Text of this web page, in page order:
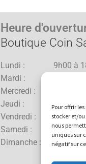
Pour offrir
stocker et/
nous
uniques sur
négatif sur
Heure
Boutique Coin
Lundi : 9h00 à
Mardi : 9h00 à
Mercredi : 9h00 à
Jeudi : 9h00 à
Vendredi : 9h00 à
Samedi : 9h00 à
Dimanche : 10h00 à